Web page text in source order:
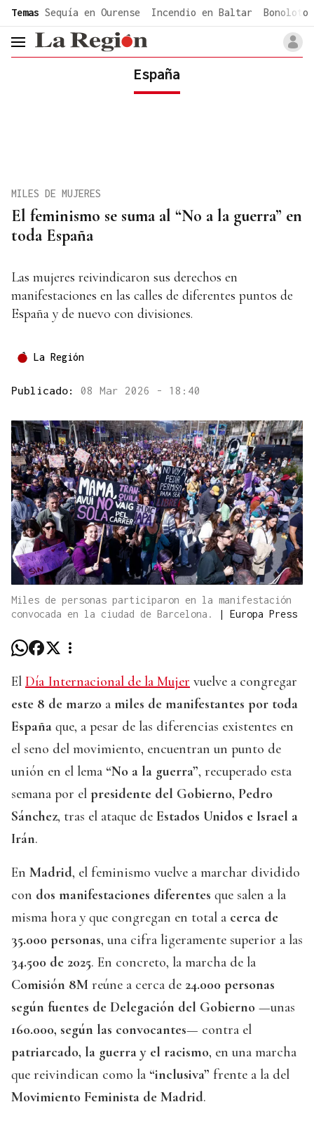
common.go-to-content
Temas Sequía en Ourense Incendio en Baltar Bonoloto
header.menu.open
España
El feminismo se suma al “No a la guerra” en
toda España
MILES DE MUJERES
Las mujeres reivindicaron sus derechos en
manifestaciones en las calles de diferentes puntos de
España y de nuevo con divisiones.
La Región
Publicado: 08 Mar 2026 - 18:40
Miles de personas participaron en la manifestación
convocada en la ciudad de Barcelona.
| Europa Press
El Día Internacional de la Mujer vuelve a congregar
este 8 de marzo a miles de manifestantes por toda
España que, a pesar de las diferencias existentes en
el seno del movimiento, encuentran un punto de
unión en el lema “No a la guerra”, recuperado esta
semana por el presidente del Gobierno, Pedro
Sánchez, tras el ataque de Estados Unidos e Israel a
Irán.
En Madrid, el feminismo vuelve a marchar dividido
con dos manifestaciones diferentes que salen a la
misma hora y que congregan en total a cerca de
35.000 personas, una cifra ligeramente superior a las
34.500 de 2025. En concreto, la marcha de la
Comisión 8M reúne a cerca de 24.000 personas
según fuentes de Delegación del Gobierno —unas
160.000, según las convocantes— contra el
patriarcado, la guerra y el racismo, en una marcha
que reivindican como la “inclusiva” frente a la del
Movimiento Feminista de Madrid.